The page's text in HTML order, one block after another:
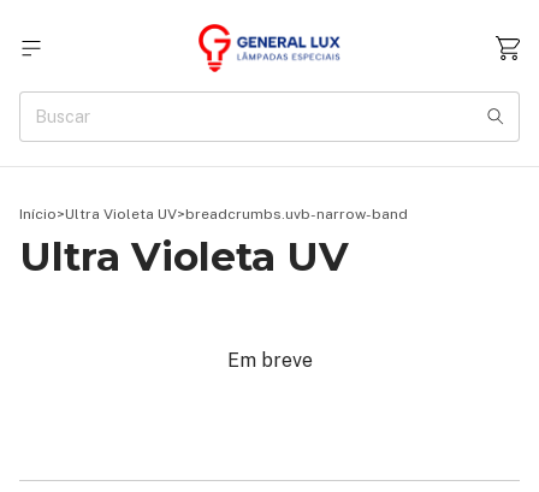
Início>Ultra Violeta UV>breadcrumbs.uvb-narrow-band
Ultra Violeta UV
Em breve